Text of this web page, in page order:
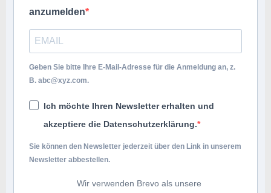
anzumelden
Geben Sie bitte Ihre E-Mail-Adresse für die Anmeldung an, z.
B. abc@xyz.com.
Ich möchte Ihren Newsletter erhalten und
akzeptiere die Datenschutzerklärung.
Sie können den Newsletter jederzeit über den Link in unserem
Newsletter abbestellen.
Wir verwenden Brevo als unsere